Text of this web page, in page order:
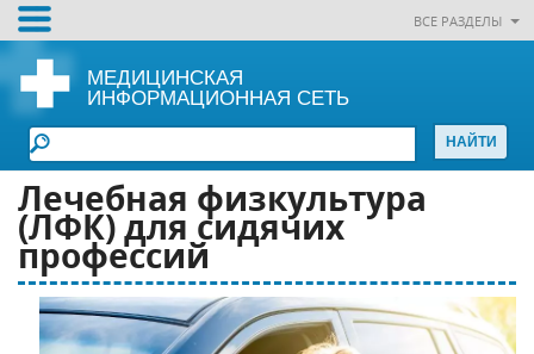
ВСЕ РАЗДЕЛЫ
МЕДИЦИНСКАЯ
ИНФОРМАЦИОННАЯ СЕТЬ
Лечебная физкультура
(ЛФК) для сидячих
профессий